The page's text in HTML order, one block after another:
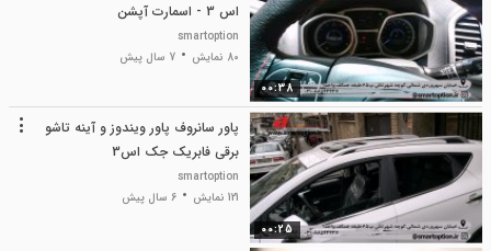
00:38
اس 3 - اسمارت آپشن
smartoption
80 نمایش
7 سال پیش
00:25
پاور سانروف پاور ویندوز و آینه تاشو
برقی فابریک جک اس3
smartoption
121 نمایش
6 سال پیش